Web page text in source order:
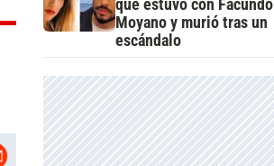
que estuvo con Facundo
Moyano y murió tras un
escándalo